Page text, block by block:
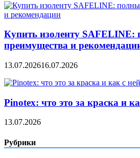
Купить изоленту SAFELINE:
преимущества и
13.07.202616.07.2026
Pinotex: что это за краска и
13.07.2026
Рубрики